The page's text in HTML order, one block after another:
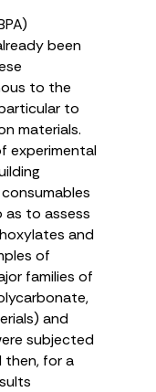
been
to the
to
materials.
experimental
to assess
and
of
families of
and
subjected
then, for a